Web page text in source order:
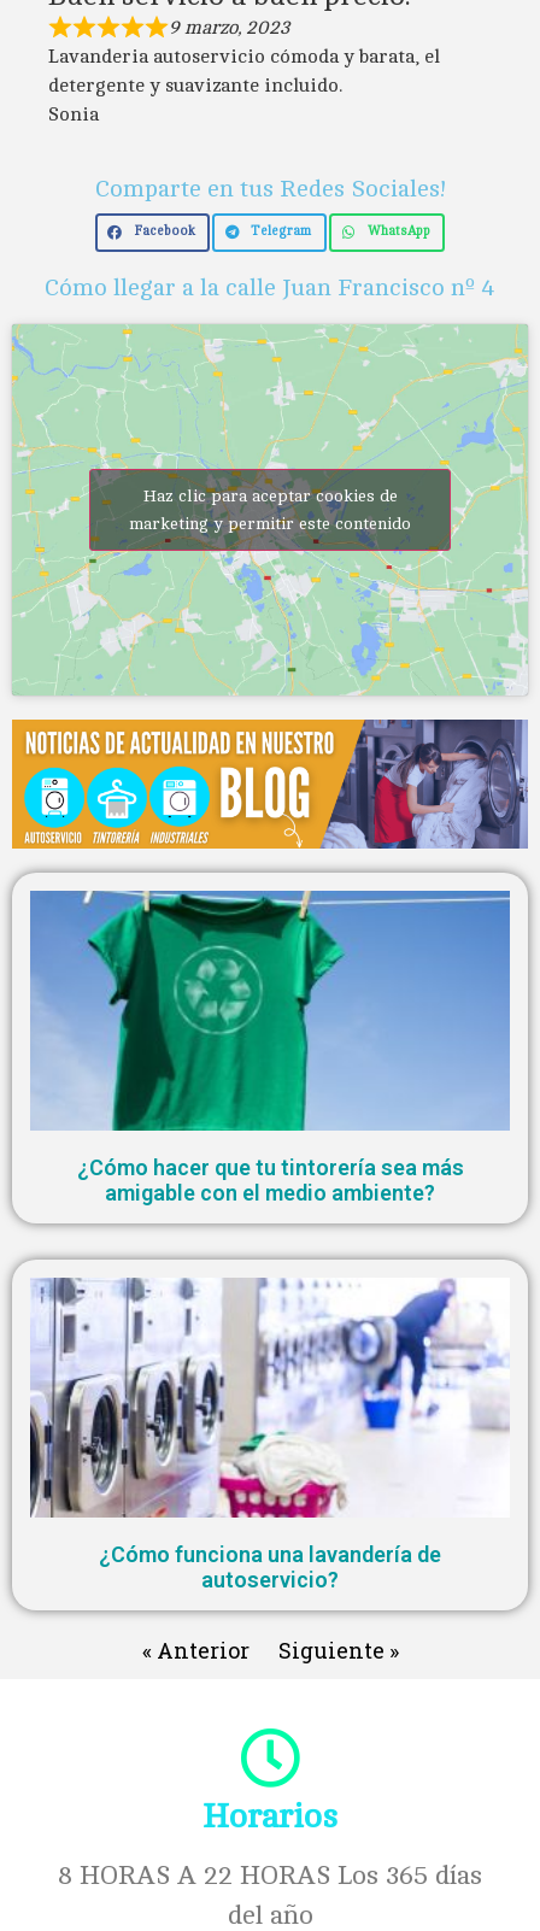
9 marzo, 2023
Lavanderia autoservicio cómoda y barata, el
detergente y suavizante incluido.
Sonia
Comparte en tus Redes Sociales!
Facebook Telegram WhatsApp
Cómo llegar a la calle Juan Francisco nº 4
Haz clic para aceptar cookies de
marketing y permitir este contenido
¿Cómo hacer que tu tintorería sea más
amigable con el medio ambiente?
¿Cómo funciona una lavandería de
autoservicio?
« Anterior Siguiente »
Horarios
8 HORAS A 22 HORAS Los 365 días
del año